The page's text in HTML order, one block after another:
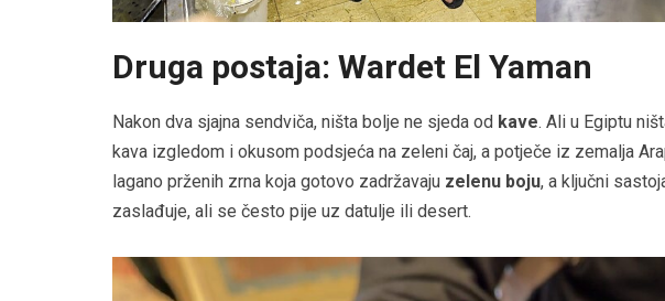
Druga postaja: Wardet El Yaman
Nakon dva sjajna sendviča, ništa bolje ne sjeda od kave. Ali u Egiptu
kava izgledom i okusom podsjeća na zeleni čaj, a potječe iz zemalja
lagano prženih zrna koja gotovo zadržavaju zelenu boju, a ključni
zaslađuje, ali se često pije uz datulje ili desert.